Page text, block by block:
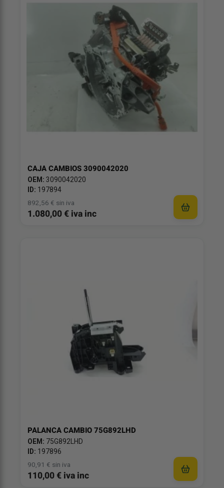
CAJA CAMBIOS 3090042020
OEM: 3090042020
ID: 197894
892,56 € sin iva
1.080,00 € iva inc
PALANCA CAMBIO 75G892LHD
OEM: 75G892LHD
ID: 197896
90,91 € sin iva
110,00 € iva inc